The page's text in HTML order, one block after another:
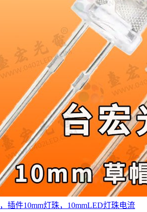
插件10mm灯珠，10mmLED灯珠电流